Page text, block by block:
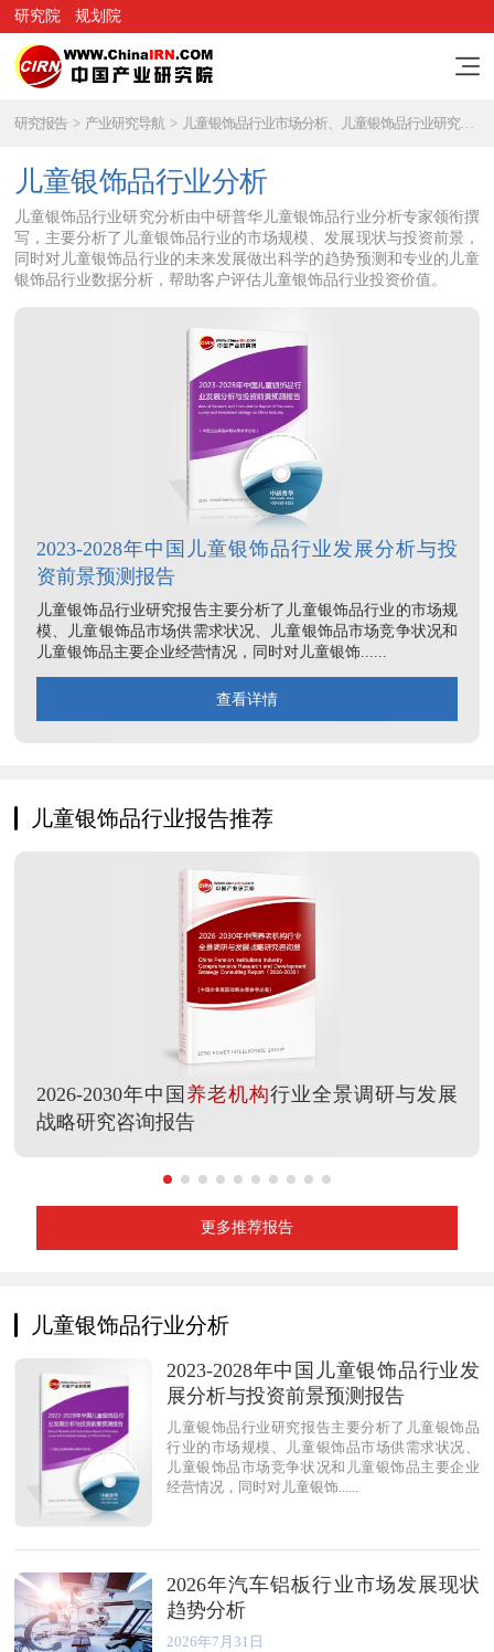
研究院 规划院
研究报告 > 产业研究导航 > 儿童银饰品行业市场分析、儿童银饰品行业研究报告
儿童银饰品行业分析
儿童银饰品行业研究分析由中研普华儿童银饰品行业分析专家领衔撰
写，主要分析了儿童银饰品行业的市场规模、发展现状与投资前景，
同时对儿童银饰品行业的未来发展做出科学的趋势预测和专业的儿童
银饰品行业数据分析，帮助客户评估儿童银饰品行业投资价值。
2023-2028年中国儿童银饰品行业发展分析与投
资前景预测报告
儿童银饰品行业研究报告主要分析了儿童银饰品行业的市场规
模、儿童银饰品市场供需求状况、儿童银饰品市场竞争状况和
儿童银饰品主要企业经营情况，同时对儿童银饰......
查看详情
儿童银饰品行业报告推荐
2026-2030年中国 养老机构行业全景调研与发展
战略研究咨询报告
更多推荐报告
儿童银饰品行业分析
2023-2028年中国儿童银饰品行业发
展分析与投资前景预测报告
儿童银饰品行业研究报告主要分析了儿童银饰品
行业的市场规模、儿童银饰品市场供需求状况、
儿童银饰品市场竞争状况和儿童银饰品主要企业
经营情况，同时对儿童银饰......
2026年汽车铝板行业市场发展现状
趋势分析
2026年7月31日